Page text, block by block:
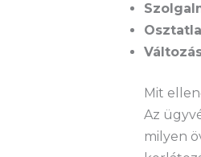
Mit
Az
milyen